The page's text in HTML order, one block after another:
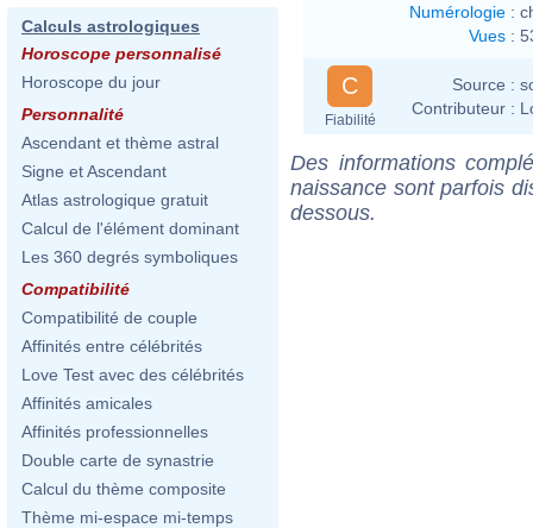
Calculs astrologiques
Horoscope personnalisé
Horoscope du jour
Personnalité
Ascendant et thème astral
Signe et Ascendant
Atlas astrologique gratuit
Calcul de l'élément dominant
Les 360 degrés symboliques
Compatibilité
Compatibilité de couple
Affinités entre célébrités
Love Test avec des célébrités
Affinités amicales
Affinités professionnelles
Double carte de synastrie
Calcul du thème composite
Thème mi-espace mi-temps
Numérologie :
Vues :
C
Fiabilité
Source :
Contributeur :
Des informations
naissance sont parfois
dessous.